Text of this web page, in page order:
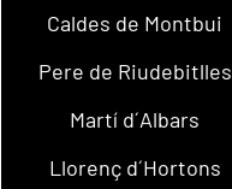
Caldes de Montbui
Pere de Riudebitlles
Martí d´Albars
Llorenç d´Hortons